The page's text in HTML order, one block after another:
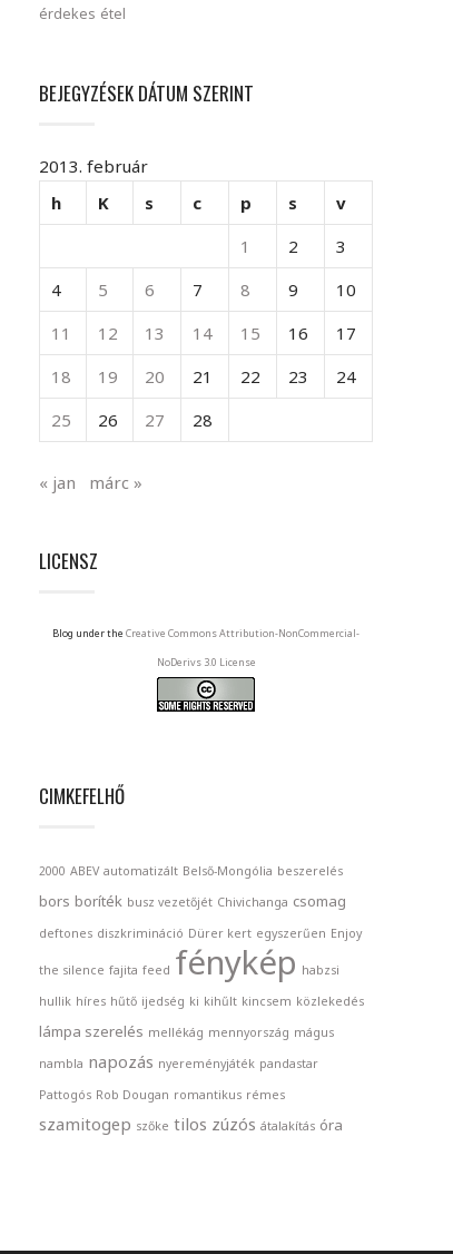
érdekes étel
BEJEGYZÉSEK DÁTUM SZERINT
2013. február
h
K s c p s
v
1
2
3
4
5 6 7 8 9
10
11
12 13 14 15 16
17
18
19 20 21 22 23
24
25
26 27 28
« jan márc »
LICENSZ
Blog under the Creative Commons Attribution-NonCommercial-
NoDerivs 3.0 License
CIMKEFELHŐ
2000 ABEV automatizált Belső-Mongólia beszerelés
bors boríték busz vezetőjét Chivichanga csomag
deftones diszkrimináció Dürer kert egyszerűen Enjoy
the silence fajita feed fénykép habzsi
hullik híres hűtő ijedség ki kihűlt kincsem közlekedés
lámpa szerelés mellékág mennyország mágus
nambla napozás nyereményjáték pandastar
Pattogós Rob Dougan romantikus rémes
szamitogep szőke tilos zúzós átalakítás óra